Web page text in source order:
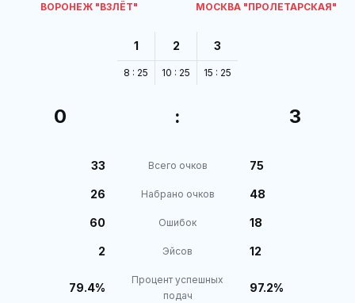
ВОРОНЕЖ "ВЗЛЁТ"
МОСКВА "ПРОЛЕТАРСКАЯ"
1
8 : 25
2
10 : 25
3
15 : 25
0 : 3
33 Всего очков 75
26 Набрано очков 48
60 Ошибок 18
2 Эйсов 12
79.4%
Процент успешных
подач
97.2%